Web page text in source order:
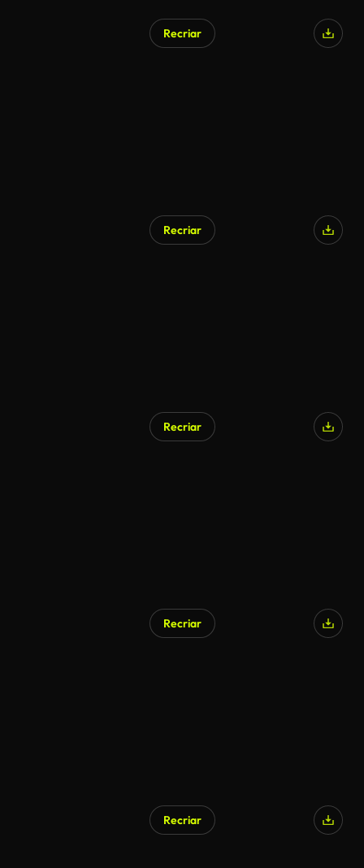
Recriar
Recriar
Recriar
Recriar
Recriar